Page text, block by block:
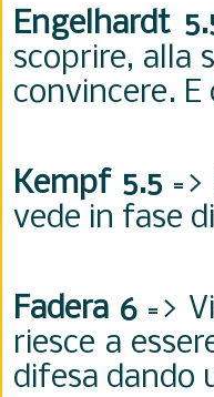
Engelhardt
scoprire, alla
convincere.
Kempf 5.5=>
vede in fase
Fadera 6=>
riesce a
difesa